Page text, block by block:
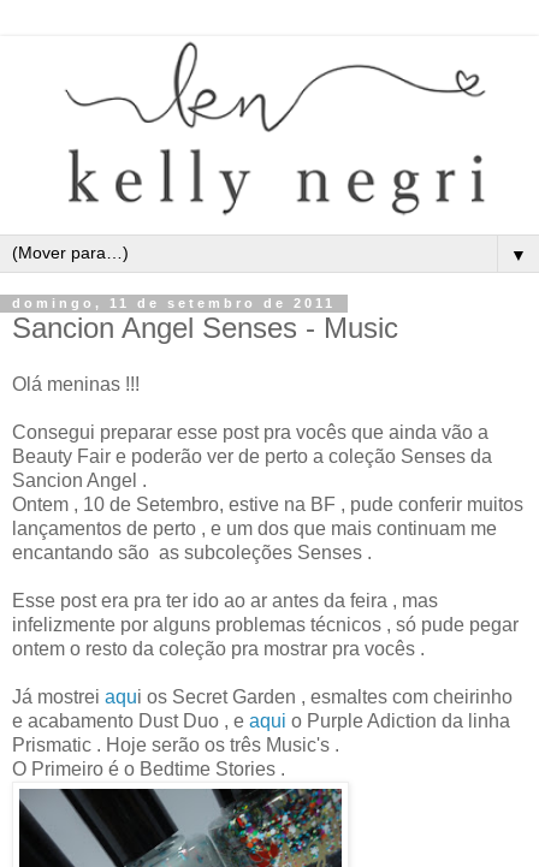
▼
domingo, 11 de setembro de 2011
Sancion Angel Senses - Music
Olá meninas !!!
Consegui preparar esse post pra vocês que ainda vão a
Beauty Fair e poderão ver de perto a coleção Senses da
Sancion Angel .
Ontem , 10 de Setembro, estive na BF , pude conferir muitos
lançamentos de perto , e um dos que mais continuam me
encantando são as subcoleções Senses .
Esse post era pra ter ido ao ar antes da feira , mas
infelizmente por alguns problemas técnicos , só pude pegar
ontem o resto da coleção pra mostrar pra vocês .
Já mostrei aqui os Secret Garden , esmaltes com cheirinho
e acabamento Dust Duo , e aqui o Purple Adiction da linha
Prismatic . Hoje serão os três Music's .
O Primeiro é o Bedtime Stories .